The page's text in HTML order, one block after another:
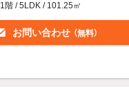
1階 / 5LDK / 101.25㎡
お問い合わせ （無料）